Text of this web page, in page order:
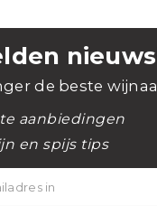
de beste
aanbiedingen
en spijs tips